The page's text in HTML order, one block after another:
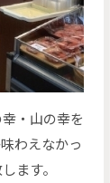
・山の幸を
わえなかっ
ます。